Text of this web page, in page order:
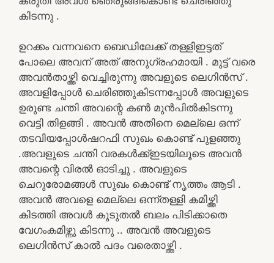
കിടന്നു .
ഉറക്കം വന്നവനെ ബെഡിലേക്ക് തള്ളിഇട്ടത്
പോലെ അവന് അത് അനുഗ്രഹമായി . മുട്ട് വരെ
അവൻതാഴ്ത്തി വെച്ചിരുന്നു അവളുടെ ലെഗിൻസ് .
അവളിപ്പോൾ ചെരിഞ്ഞുകിടന്നപ്പോൾ അവളുടെ
ഉരുണ്ട ചന്തി അവന്റെ കൺ മുൻപിൽകിടന്നു
വെട്ടി തിളങ്ങി . അവൻ അതിനെ മെല്ലെ ഒന്ന്
തടവിയപ്പോൾഷറഫി സുഖം കൊണ്ട് പുളഞ്ഞു
.അവളുടെ ചന്തി വരകൾക്ക്ഇടയിലൂടെ അവൻ
അവന്റെ വിരൽ ഓടിച്ചു . അവളുടെ
ചെറുരോമങ്ങൾ സുഖം കൊണ്ട് നൃത്തം ആടി .
അവൻ അവളെ മെല്ലെ ഒന്ന്തള്ളി കമിഴ്ത്തി
കിടത്തി അവൾ കൂടുതൽ ബലം പിടിക്കാതെ
വേഗംകമിഴ്ന്നു കിടന്നു .. അവൻ അവളുടെ
ലെഗിൻസ് കാൽ പദം വരെതാഴ്ത്തി .